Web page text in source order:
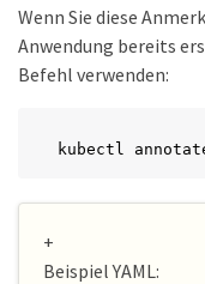
Wenn Sie diese
Anwendung bereits
Befehl verwenden:
kubectl
+
Beispiel YAML: